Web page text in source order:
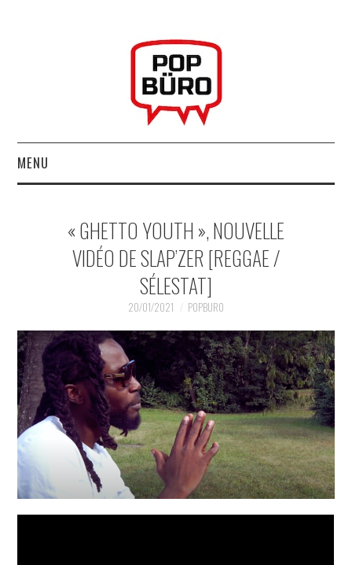
MENU
MUSIQUESACTUELLES.NET
GABBA GABBA HEY !
INDÉPENDANTS
DOKO
« GHETTO YOUTH », NOUVELLE
VIDÉO DE SLAP’ZER [REGGAE /
SÉLESTAT]
20/01/2021 POPBURO